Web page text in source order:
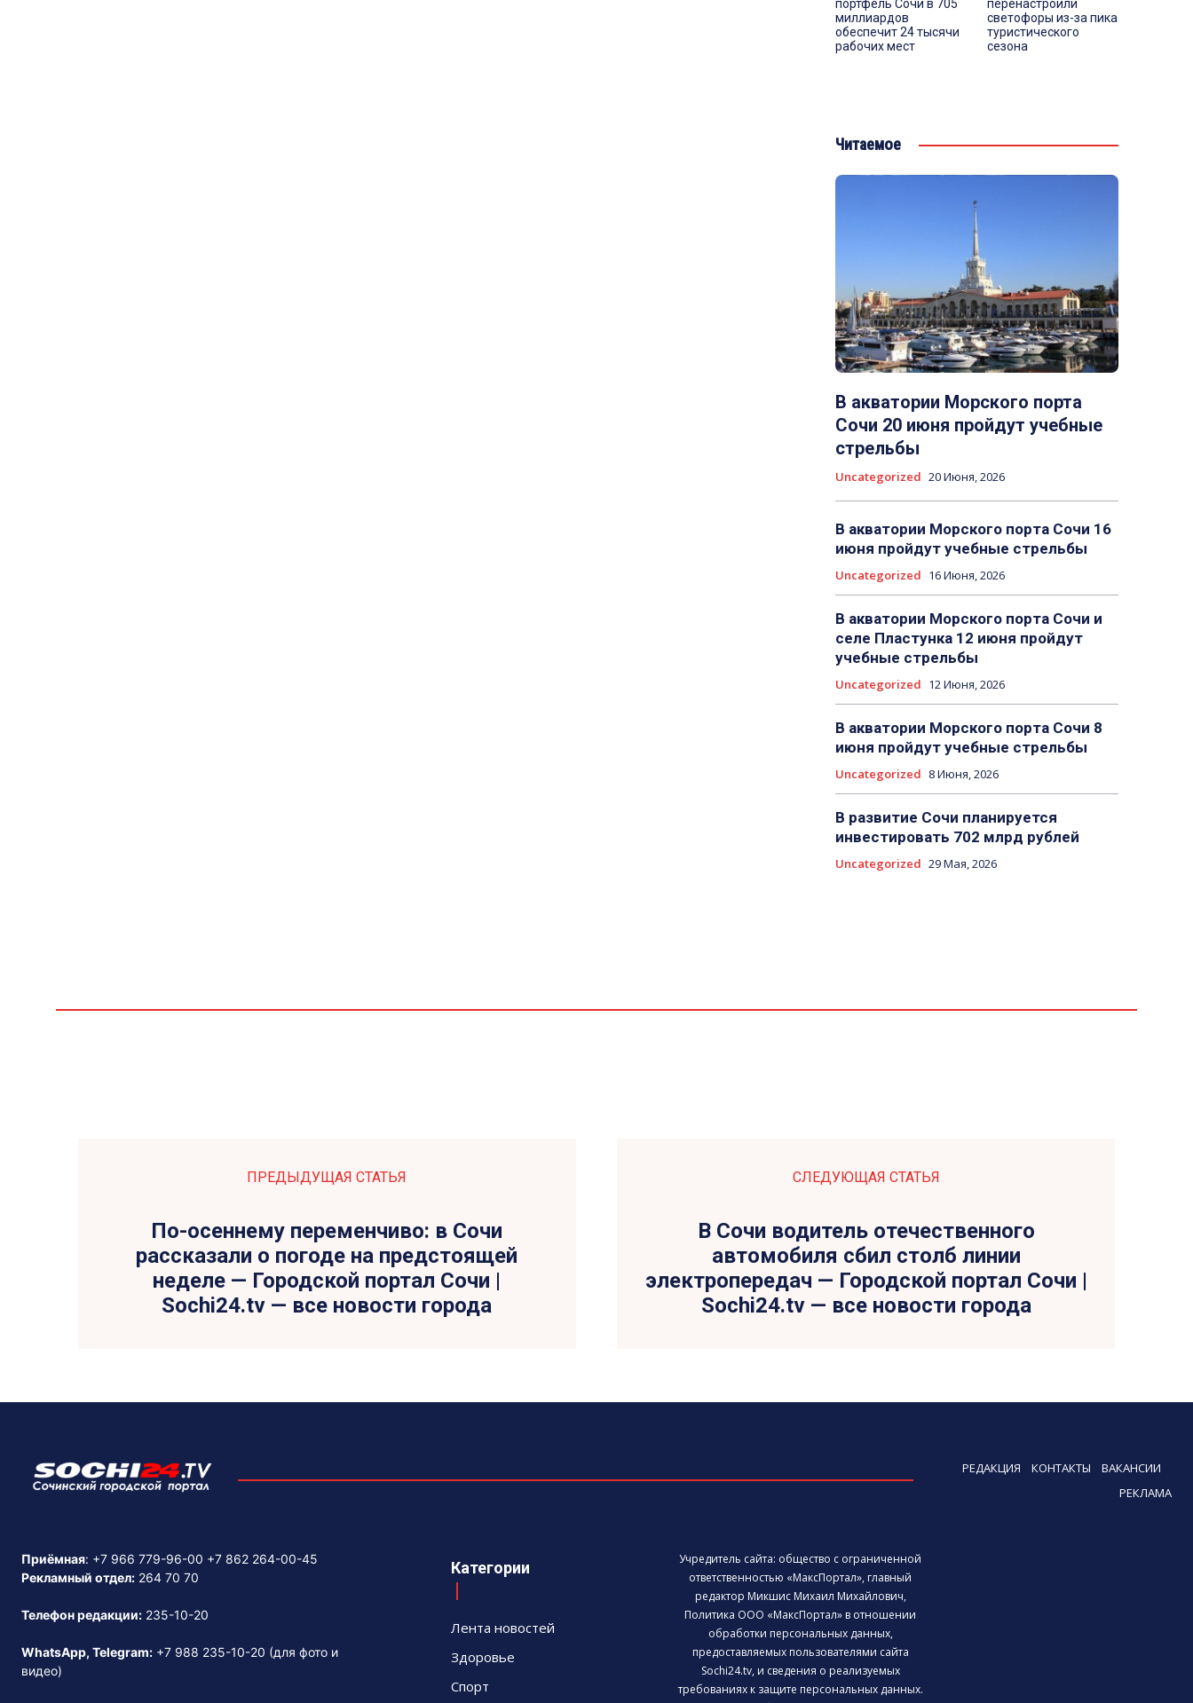
портфель Сочи в 705
миллиардов
обеспечит 24 тысячи
рабочих мест
перенастроили
светофоры из-за пика
туристического
сезона
Читаемое
В акватории Морского порта
Сочи 20 июня пройдут учебные
стрельбы
Uncategorized 20 Июня, 2026
В акватории Морского порта Сочи 16
июня пройдут учебные стрельбы
Uncategorized 16 Июня, 2026
В акватории Морского порта Сочи и
селе Пластунка 12 июня пройдут
учебные стрельбы
Uncategorized 12 Июня, 2026
В акватории Морского порта Сочи 8
июня пройдут учебные стрельбы
Uncategorized 8 Июня, 2026
В развитие Сочи планируется
инвестировать 702 млрд рублей
Uncategorized 29 Мая, 2026
ПРЕДЫДУЩАЯ СТАТЬЯ
По-осеннему переменчиво: в Сочи
рассказали о погоде на предстоящей
неделе — Городской портал Сочи |
Sochi24.tv — все новости города
СЛЕДУЮЩАЯ СТАТЬЯ
В Сочи водитель отечественного
автомобиля сбил столб линии
электропередач — Городской портал Сочи |
Sochi24.tv — все новости города
РЕДАКЦИЯ КОНТАКТЫ
ВАКАНСИИ
РЕКЛАМА
Приёмная: +7 966 779-96-00 +7 862 264-00-45
Рекламный отдел: 264 70 70
Телефон редакции: 235-10-20
WhatsApp, Telegram: +7 988 235-10-20 (для фото и
видео)
Категории
Лента новостей
Здоровье
Спорт
Учредитель сайта: общество с ограниченной
ответственностью «МаксПортал», главный
редактор Микшис Михаил Михайлович,
Политика ООО «МаксПортал» в отношении
обработки персональных данных,
предоставляемых пользователями сайта
Sochi24.tv, и сведения о реализуемых
требованиях к защите персональных данных.